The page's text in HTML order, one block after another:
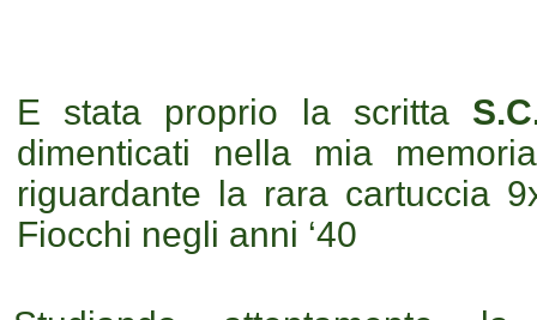
E stata proprio la scritta
dimenticati nella mia
riguardante la rara cartuccia
Fiocchi negli anni ‘40